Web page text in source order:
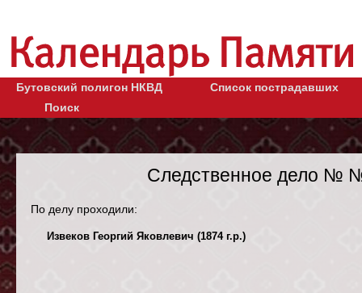
Бутовский полигон НКВД
Список пострадавших
Поиск
Следственное дело №
По делу проходили:
Извеков Георгий Яковлевич (1874 г.р.)